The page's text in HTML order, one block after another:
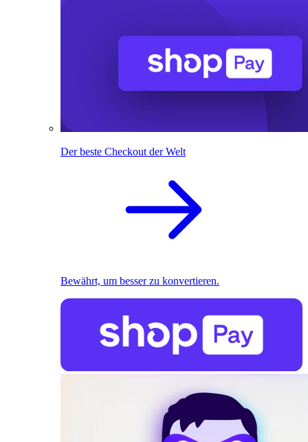
Der beste Checkout der Welt
Bewährt, um besser zu konvertieren.